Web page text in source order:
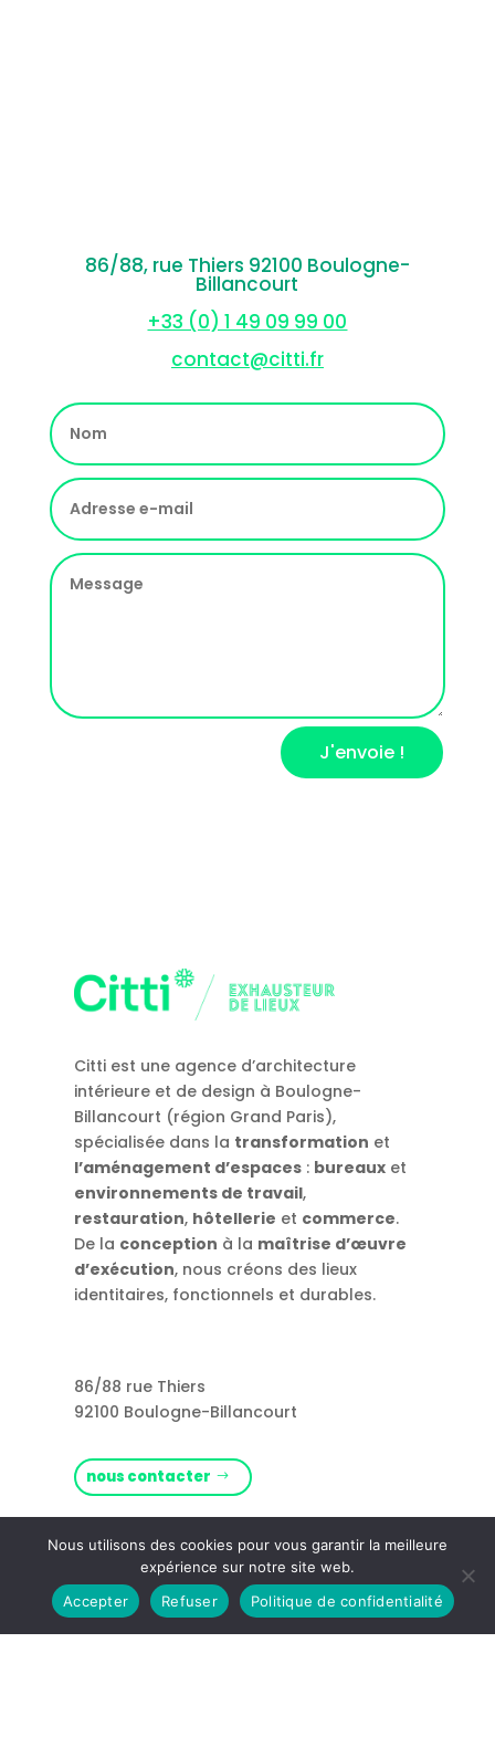
86/88, rue Thiers 92100 Boulogne-
Billancourt
+33 (0) 1 49 09 99 00
contact@citti.fr
J'envoie !
Citti est une agence d’architecture
intérieure et de design à Boulogne-
Billancourt (région Grand Paris),
spécialisée dans la transformation et
l’aménagement d’espaces : bureaux et
environnements de travail,
restauration, hôtellerie et commerce.
De la conception à la maîtrise d’œuvre
d’exécution, nous créons des lieux
identitaires, fonctionnels et durables.
86/88 rue Thiers
92100 Boulogne-Billancourt
nous contacter
Rejoignez-nous !
Nous utilisons des cookies pour vous garantir la meilleure
expérience sur notre site web.
Accepter
Refuser Politique de confidentialité